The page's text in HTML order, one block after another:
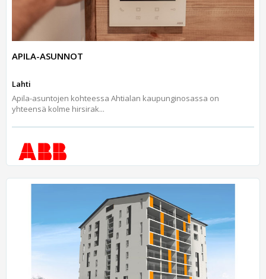
APILA-ASUNNOT
Lahti
Apila-asuntojen kohteessa Ahtialan kaupunginosassa on
yhteensä kolme hirsirak...